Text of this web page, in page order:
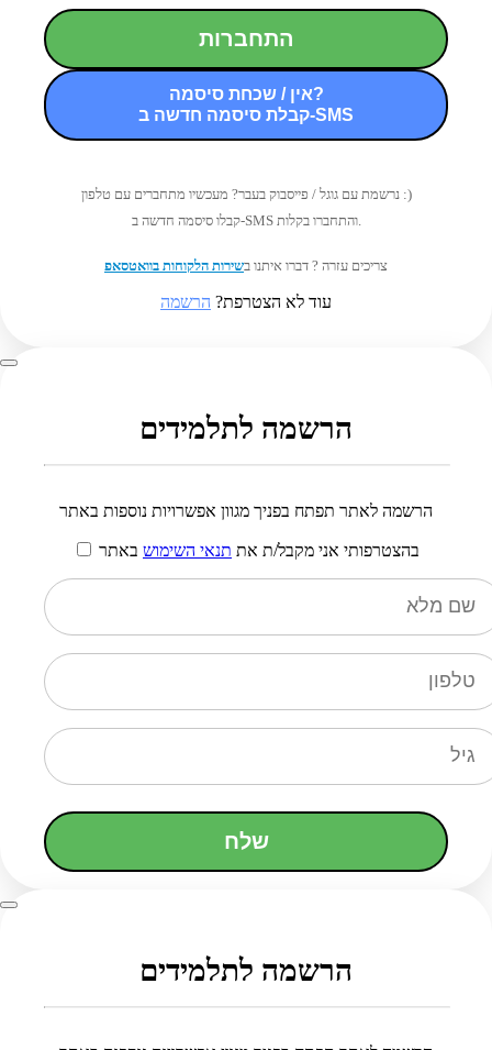
התחברות
אין / שכחת סיסמה?
קבלת סיסמה חדשה ב-SMS
נרשמת עם גוגל / פייסבוק בעבר? מעכשיו מתחברים עם טלפון :)
קבלו סיסמה חדשה ב-SMS והתחברו בקלות.
צריכים עזרה ? דברו איתנו בשירות הלקוחות בוואטסאפ
עוד לא הצטרפת? הרשמה
הרשמה לתלמידים
הרשמה לאתר תפתח בפניך מגוון אפשרויות נוספות באתר
בהצטרפותי אני מקבל/ת את תנאי השימוש באתר
שלח
הרשמה לתלמידים